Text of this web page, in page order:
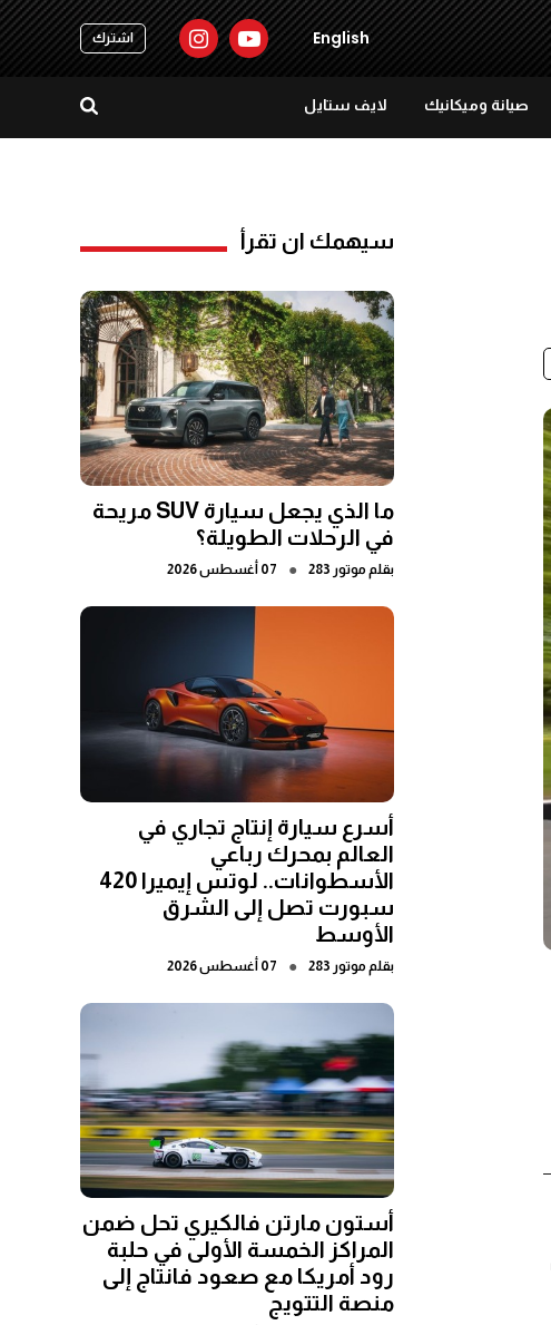
English اشترك
صيانة وميكانيك لايف ستايل
سيهمك ان تقرأ
ما الذي يجعل سيارة SUV مريحة
في الرحلات الطويلة؟
بقلم موتور 283 ● 07 أغسطس 2026
أسرع سيارة إنتاج تجاري في
العالم بمحرك رباعي
الأسطوانات.. لوتس إيميرا 420
سبورت تصل إلى الشرق
الأوسط
بقلم موتور 283 ● 07 أغسطس 2026
أستون مارتن فالكيري تحل ضمن
المراكز الخمسة الأولى في حلبة
رود أمريكا مع صعود فانتاج إلى
منصة التتويج